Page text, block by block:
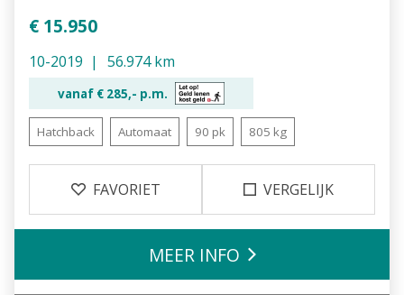
€ 15.950
10-2019 56.974 km
vanaf € 285,- p.m.
Hatchback Automaat 90 pk 805 kg
FAVORIET VERGELIJK
MEER INFO